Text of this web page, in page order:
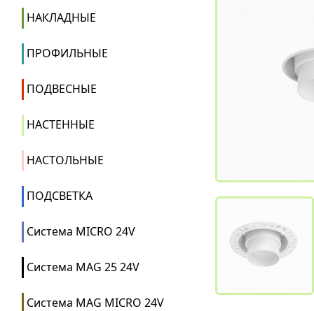
НАКЛАДНЫЕ
ПРОФИЛЬНЫЕ
ПОДВЕСНЫЕ
НАСТЕННЫЕ
НАСТОЛЬНЫЕ
ПОДСВЕТКА
Система MICRO 24V
Система MAG 25 24V
Система MAG MICRO 24V